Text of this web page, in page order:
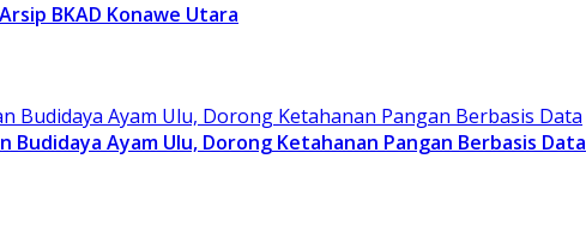
BKAD Konawe Utara
Ayam Ulu, Dorong Ketahanan Pangan Berbasis Data